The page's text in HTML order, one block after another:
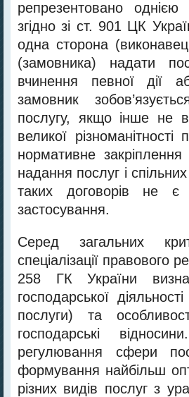
репрезентовано
згідно зі ст. 901 ЦК
одна сторона
(замовника) надати
вчинення певної дії
замовник
послугу, якщо інше не
великої
нормативне
надання послуг і
таких договорів не є
застосування.
Серед загальних
спеціалізації правового
258 ГК України
господарської
послуги) та
господарські
регулювання сфери
формування найбільш
різних видів послуг з